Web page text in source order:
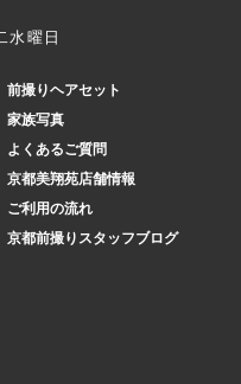
水曜日
前撮りヘアセット
家族写真
よくあるご質問
京都美翔苑店舗情報
ご利用の流れ
京都前撮りスタッフブログ